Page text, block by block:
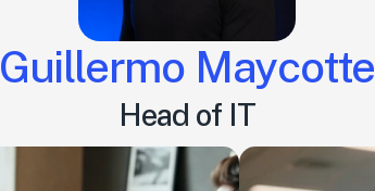
Guillermo Maycotte
Head of IT